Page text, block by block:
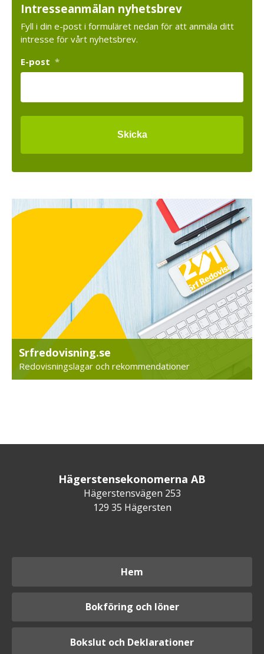
Intresseanmälan nyhetsbrev
Fyll i din e-post i formuläret nedan för att anmäla ditt
intresse för vårt nyhetsbrev.
E-post *
Srfredovisning.se
Redovisningslagar och rekommendationer
Hägerstensekonomerna AB
Hägerstensvägen 253
129 35 Hägersten
Hem
Bokföring och löner
Bokslut och Deklarationer